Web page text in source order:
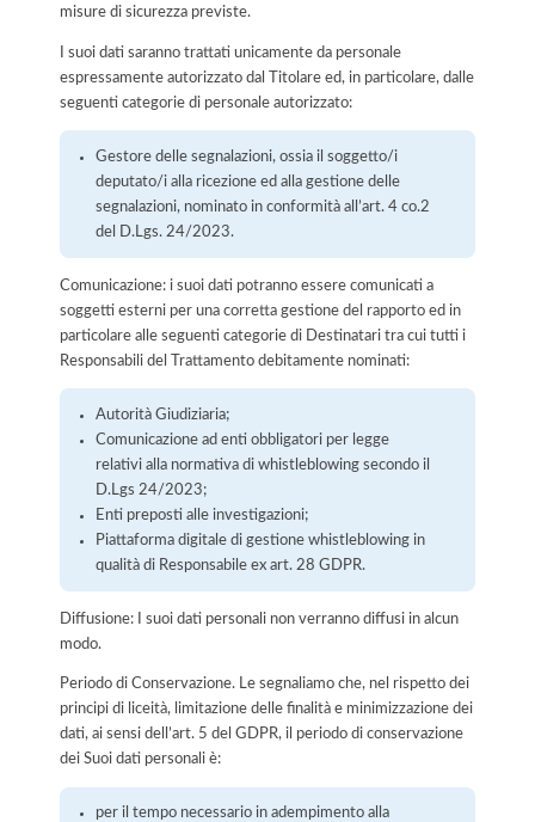
misure di sicurezza previste.
I suoi dati saranno trattati unicamente da personale
espressamente autorizzato dal Titolare ed, in particolare, dalle
seguenti categorie di personale autorizzato:
Gestore delle segnalazioni, ossia il soggetto/i
deputato/i alla ricezione ed alla gestione delle
segnalazioni, nominato in conformità all’art. 4 co.2
del D.Lgs. 24/2023.
Comunicazione: i suoi dati potranno essere comunicati a
soggetti esterni per una corretta gestione del rapporto ed in
particolare alle seguenti categorie di Destinatari tra cui tutti i
Responsabili del Trattamento debitamente nominati:
Autorità Giudiziaria;
Comunicazione ad enti obbligatori per legge
relativi alla normativa di whistleblowing secondo il
D.Lgs 24/2023;
Enti preposti alle investigazioni;
Piattaforma digitale di gestione whistleblowing in
qualità di Responsabile ex art. 28 GDPR.
Diffusione: I suoi dati personali non verranno diffusi in alcun
modo.
Periodo di Conservazione. Le segnaliamo che, nel rispetto dei
principi di liceità, limitazione delle finalità e minimizzazione dei
dati, ai sensi dell’art. 5 del GDPR, il periodo di conservazione
dei Suoi dati personali è:
per il tempo necessario in adempimento alla